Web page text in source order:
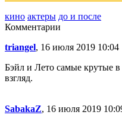
кино актеры до и после
Комментарии
triangel, 16 июля 2019 10:04
Бэйл и Лето самые крутые
взгляд.
SabakaZ, 16 июля 2019